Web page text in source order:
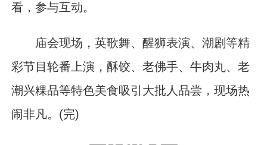
看，参与互动。
庙会现场，英歌舞、醒狮表演、潮剧等精
彩节目轮番上演，酥饺、老佛手、牛肉丸、老
潮兴粿品等特色美食吸引大批人品尝，现场热
闹非凡。(完)